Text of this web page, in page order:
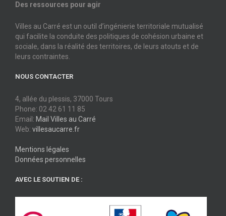
Des ressources pour agir
Villes au Carré est un outil d’ingénierie territoriale mutualisé
qui facilite la conduite des politiques de cohésion urbaine et
sociale, dans la réalité des territoires, de leurs atouts et de
leurs contraintes.
NOUS CONTACTER
4, allée du plessis, 37000 Tours
Phone: 02 42 61 11 85
Email: Mail Villes au Carré
Web: villesaucarre.fr
Mentions légales
Données personnelles
AVEC LE SOUTIEN DE :